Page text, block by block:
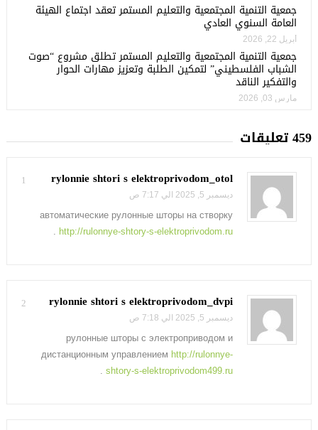
جمعية التنمية المجتمعية والتعليم المستمر تعقد اجتماع الهيئة
العامة السنوي العادي
أبريل 22, 2026
جمعية التنمية المجتمعية والتعليم المستمر تطلق مشروع “صوت
الشباب الفلسطيني” لتمكين الطلبة وتعزيز مهارات الحوار
والتفكير الناقد
مارس 03, 2026
459 تعليقات
1 rylonnie shtori s elektroprivodom_otol
ديسمبر 5, 2025 الي 7:17 ص
автоматические рулонные шторы на створку
http://rulonnye-shtory-s-elektroprivodom.ru
.
2 rylonnie shtori s elektroprivodom_dvpi
ديسمبر 5, 2025 الي 7:18 ص
рулонные шторы с электроприводом и
дистанционным управлением http://rulonnye-
shtory-s-elektroprivodom499.ru
.